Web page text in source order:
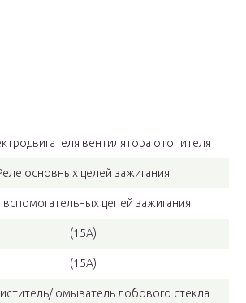
вентилятора отопителя
основных целей зажигания
вспомогательных цепей зажигания
(15А)
(15А)
омыватель лобового стекла